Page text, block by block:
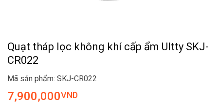
Quạt tháp lọc không khí cấp ẩm Ultty SKJ-
CR022
Mã sản phẩm: SKJ-CR022
7,900,000VND